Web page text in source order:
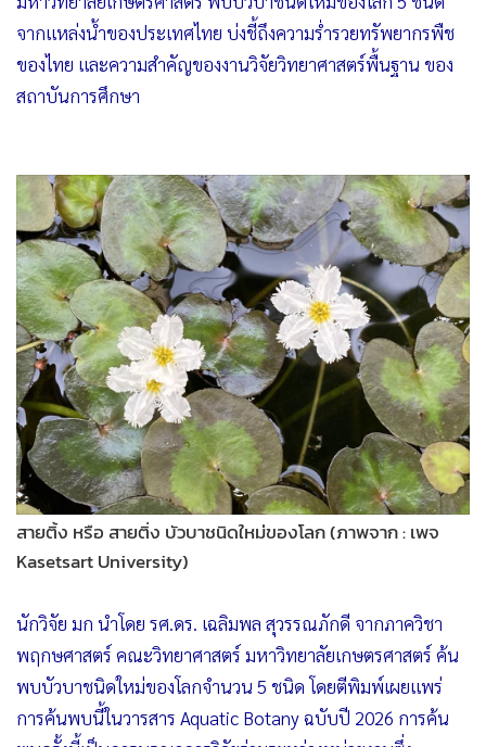
• SMEs
• หุ้น
อินโดจีน
• Factcheck
• ญี่ปุ่น
• News1
• Gotomanager
จากแหล่งน้ำของประเทศไทย บ่งชี้ถึงความร่ำรวยทรัพยากรพืช
ของไทย และความสำคัญของงานวิจัยวิทยาศาสตร์พื้นฐาน ของ
สถาบันการศึกษา
สายติ้ง หรือ สายติ่ง บัวบาชนิดใหม่ของโลก (ภาพจาก : เพจ
Kasetsart University)
นักวิจัย มก นำโดย รศ.ดร. เฉลิมพล สุวรรณภักดี จากภาควิชา
พฤกษศาสตร์ คณะวิทยาศาสตร์ มหาวิทยาลัยเกษตรศาสตร์ ค้น
พบบัวบาชนิดใหม่ของโลกจำนวน 5 ชนิด โดยตีพิมพ์เผยแพร่
การค้นพบนี้ในวารสาร Aquatic Botany ฉบับปี 2026 การค้น
พบครั้งนี้เป็นการบูรณาการวิจัยร่วมระหว่างหน่วยงานซึ่ง